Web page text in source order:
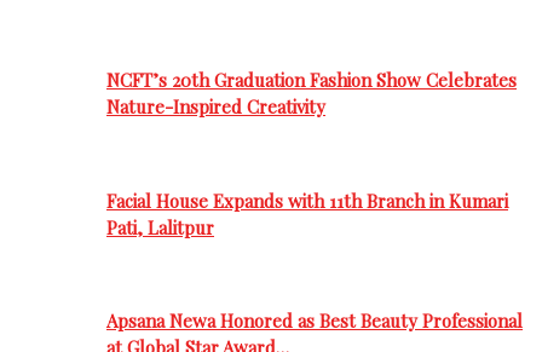
NCFT’s 20th Graduation Fashion Show Celebrates
Nature-Inspired Creativity
Facial House Expands with 11th Branch in Kumari
Pati, Lalitpur
Apsana Newa Honored as Best Beauty Professional
at Global Star Award…